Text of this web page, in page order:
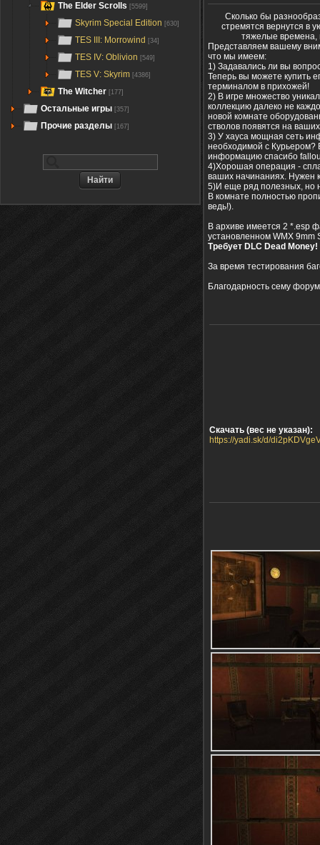
The Elder Scrolls [5599]
Skyrim Special Edition [630]
TES III: Morrowind [34]
TES IV: Oblivion [549]
TES V: Skyrim [4386]
The Witcher [177]
Остальные игры [357]
Прочие разделы [167]
Сколько бы
стремятся вернутся в
тяжелые времена,
Представляем вашему
что мы имеем:
1) Задавались ли вы
Теперь вы можете купить
терминалом в прихожей!
2) В игре множество
коллекцию далеко не
новой комнате
стволов появятся на
3) У хауса мощная сеть
необходимой с Курьером?
информацию спасибо
4)Хорошая операция -
ваших начинаниях. Нужен
5)И еще ряд полезных, но
В комнате полностью
ведь!).
В архиве имеется 2 *.esp
установленном WMX
Требует DLC Dead Money!
За время тестирования
Благодарность сему
Скачать (вес не указан):
https://yadi.sk/d/